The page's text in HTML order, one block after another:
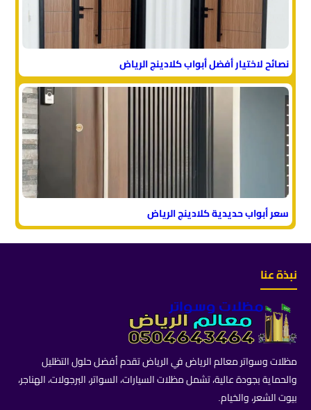
نصائح لاختيار أفضل أبواب كلادينج الرياض
سعر أبواب حديدية كلادينج الرياض
نبذة عنا
مظلات وسواتر معالم الرياض في الرياض تقدم أفضل حلول التظليل
والحماية بجودة عالية، تشمل مظلات السيارات، السواتر، البرجولات، الهناجر،
بيوت الشعر، والخيام.